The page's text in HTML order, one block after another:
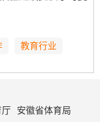
教育行业
厅
安徽省体育局